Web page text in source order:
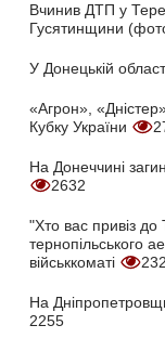
Вчинив ДТП у
Гусятинщини
У Донецькій
«Агрон»,
Кубку України
На Донеччині
2632
"Хто вас привіз
тернопільського
військкоматі
На
2255